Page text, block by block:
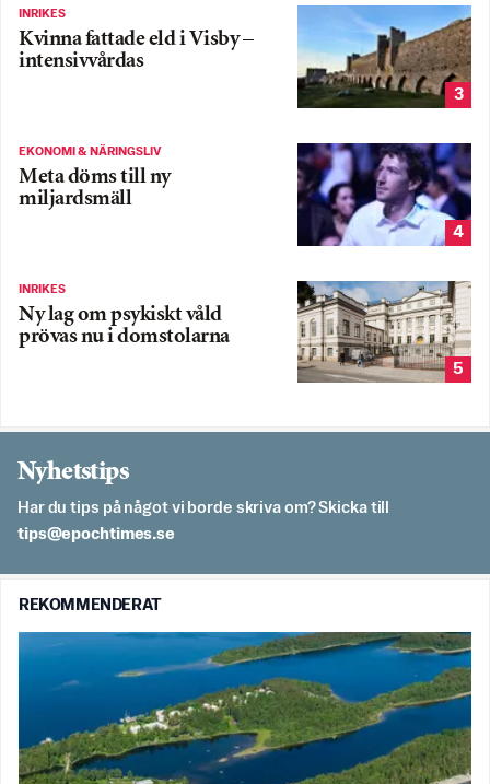
INRIKES
Kvinna fattade eld i Visby –
intensivvårdas
3
EKONOMI & NÄRINGSLIV
Meta döms till ny
miljardsmäll
4
INRIKES
Ny lag om psykiskt våld
prövas nu i domstolarna
5
Nyhetstips
Har du tips på något vi borde skriva om? Skicka till
es.semithcope@spit
REKOMMENDERAT